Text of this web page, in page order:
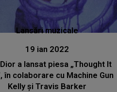
Lansări muzicale
19 ian 2022
Dior a lansat piesa „Thought It
în colaborare cu Machine Gun
Kelly și Travis Barker